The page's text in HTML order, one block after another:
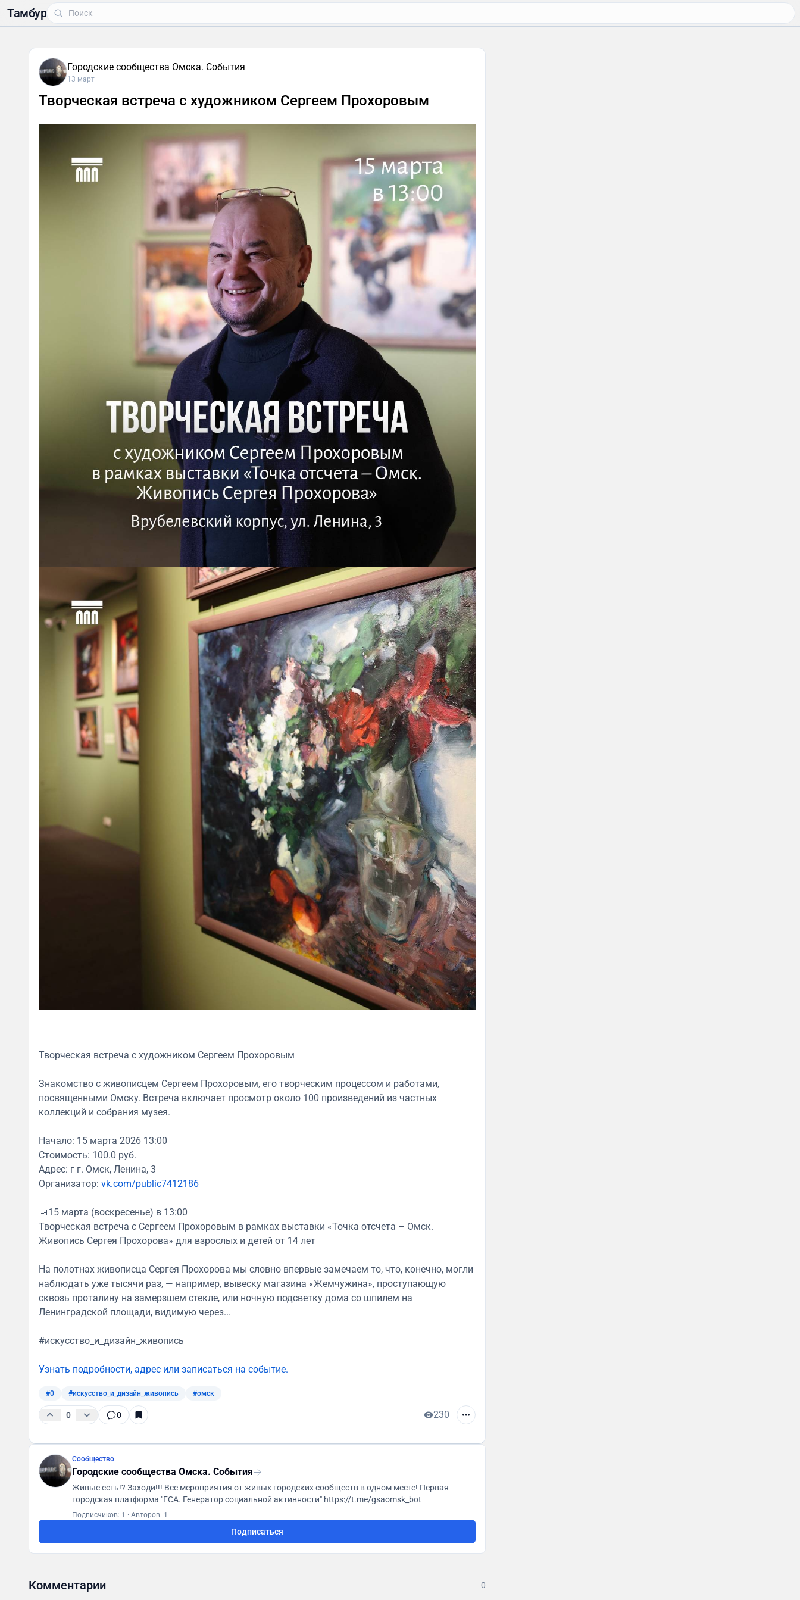
Тамбур
Городские сообщества Омска. События
13 март
Творческая встреча с художником Сергеем Прохоровым
Творческая встреча с художником Сергеем Прохоровым
Знакомство с живописцем Сергеем Прохоровым, его творческим процессом и работами,
посвященными Омску. Встреча включает просмотр около 100 произведений из частных
коллекций и собрания музея.
Начало: 15 марта 2026 13:00
Стоимость: 100.0 руб.
Адрес: г г. Омск, Ленина, 3
Организатор: vk.com/public7412186
📅15 марта (воскресенье) в 13:00
Творческая встреча с Сергеем Прохоровым в рамках выставки «Точка отсчета – Омск.
Живопись Сергея Прохорова» для взрослых и детей от 14 лет
На полотнах живописца Сергея Прохорова мы словно впервые замечаем то, что, конечно, могли
наблюдать уже тысячи раз, — например, вывеску магазина «Жемчужина», проступающую
сквозь проталину на замерзшем стекле, или ночную подсветку дома со шпилем на
Ленинградской площади, видимую через...
#искусство_и_дизайн_живопись
Узнать подробности, адрес или записаться на событие.
#0 #искусство_и_дизайн_живопись #омск
0 0 230
Сообщество
Городские сообщества Омска. События
Живые есть!? Заходи!!! Все мероприятия от живых городских сообществ в одном месте! Первая
городская платформа "ГСА. Генератор социальной активности" https://t.me/gsaomsk_bot
Подписчиков: 1 · Авторов: 1
Подписаться
Комментарии 0